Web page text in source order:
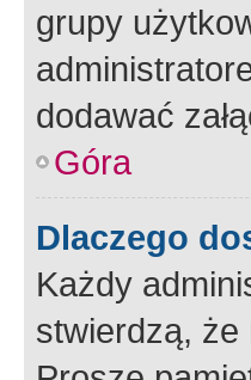
grupy
dodawać
Góra
Dlaczego
Każdy
stwierdzą,